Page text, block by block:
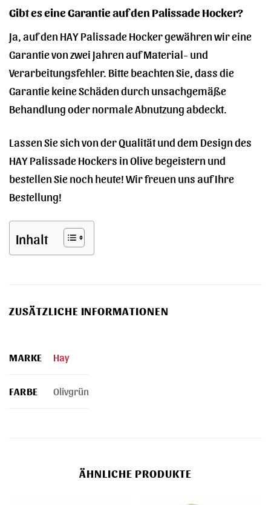
Gibt es eine Garantie auf den Palissade Hocker?
Ja, auf den HAY Palissade Hocker gewähren wir eine
Garantie von zwei Jahren auf Material- und
Verarbeitungsfehler. Bitte beachten Sie, dass die
Garantie keine Schäden durch unsachgemäße
Behandlung oder normale Abnutzung abdeckt.
Lassen Sie sich von der Qualität und dem Design des
HAY Palissade Hockers in Olive begeistern und
bestellen Sie noch heute! Wir freuen uns auf Ihre
Bestellung!
Inhalt
ZUSÄTZLICHE INFORMATIONEN
MARKE Hay
FARBE Olivgrün
ÄHNLICHE PRODUKTE